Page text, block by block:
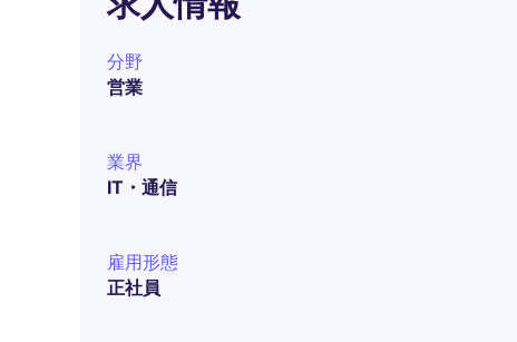
分野
営業
業界
IT・通信
雇用形態
正社員